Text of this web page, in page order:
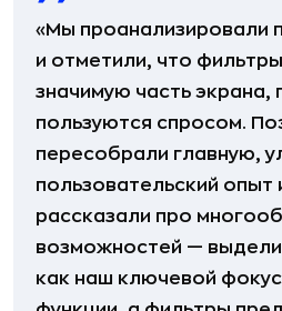
«Мы проанализировали
и отметили, что
значимую часть экрана,
пользуются спросом.
пересобрали главную,
пользовательский опыт
рассказали про
возможностей —
как наш ключевой